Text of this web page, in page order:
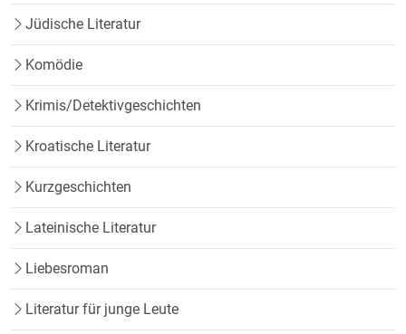
Jüdische Literatur
Komödie
Krimis/Detektivgeschichten
Kroatische Literatur
Kurzgeschichten
Lateinische Literatur
Liebesroman
Literatur für junge Leute